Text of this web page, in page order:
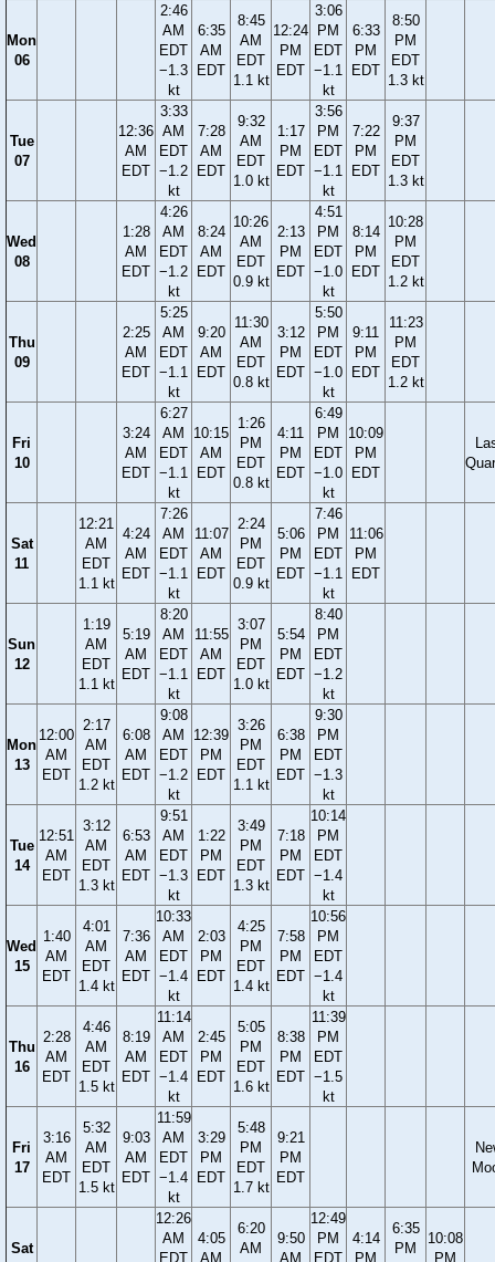
Mon
06
2:46
AM
EDT
−1.3
kt
6:35
AM
EDT
8:45
AM
EDT
1.1 kt
12:24
PM
EDT
3:06
PM
EDT
−1.1
kt
6:33
PM
EDT
8:50
PM
EDT
1.3 kt
Tue
07
12:36
AM
EDT
3:33
AM
EDT
−1.2
kt
7:28
AM
EDT
9:32
AM
EDT
1.0 kt
1:17
PM
EDT
3:56
PM
EDT
−1.1
kt
7:22
PM
EDT
9:37
PM
EDT
1.3 kt
Wed
08
1:28
AM
EDT
4:26
AM
EDT
−1.2
kt
8:24
AM
EDT
10:26
AM
EDT
0.9 kt
2:13
PM
EDT
4:51
PM
EDT
−1.0
kt
8:14
PM
EDT
10:28
PM
EDT
1.2 kt
Thu
09
2:25
AM
EDT
5:25
AM
EDT
−1.1
kt
9:20
AM
EDT
11:30
AM
EDT
0.8 kt
3:12
PM
EDT
5:50
PM
EDT
−1.0
kt
9:11
PM
EDT
11:23
PM
EDT
1.2 kt
Fri
10
3:24
AM
EDT
6:27
AM
EDT
−1.1
kt
10:15
AM
EDT
1:26
PM
EDT
0.8 kt
4:11
PM
EDT
6:49
PM
EDT
−1.0
kt
10:09
PM
EDT
Sat
11
12:21
AM
EDT
1.1 kt
4:24
AM
EDT
7:26
AM
EDT
−1.1
kt
11:07
AM
EDT
2:24
PM
EDT
0.9 kt
5:06
PM
EDT
7:46
PM
EDT
−1.1
kt
11:06
PM
EDT
Sun
12
1:19
AM
EDT
1.1 kt
5:19
AM
EDT
8:20
AM
EDT
−1.1
kt
11:55
AM
EDT
3:07
PM
EDT
1.0 kt
5:54
PM
EDT
8:40
PM
EDT
−1.2
kt
Mon
13
12:00
AM
EDT
2:17
AM
EDT
1.2 kt
6:08
AM
EDT
9:08
AM
EDT
−1.2
kt
12:39
PM
EDT
3:26
PM
EDT
1.1 kt
6:38
PM
EDT
9:30
PM
EDT
−1.3
kt
Tue
14
12:51
AM
EDT
3:12
AM
EDT
1.3 kt
6:53
AM
EDT
9:51
AM
EDT
−1.3
kt
1:22
PM
EDT
3:49
PM
EDT
1.3 kt
7:18
PM
EDT
10:14
PM
EDT
−1.4
kt
Wed
15
1:40
AM
EDT
4:01
AM
EDT
1.4 kt
7:36
AM
EDT
10:33
AM
EDT
−1.4
kt
2:03
PM
EDT
4:25
PM
EDT
1.4 kt
7:58
PM
EDT
10:56
PM
EDT
−1.4
kt
Thu
16
2:28
AM
EDT
4:46
AM
EDT
1.5 kt
8:19
AM
EDT
11:14
AM
EDT
−1.4
kt
2:45
PM
EDT
5:05
PM
EDT
1.6 kt
8:38
PM
EDT
11:39
PM
EDT
−1.5
kt
Fri
17
3:16
AM
EDT
5:32
AM
EDT
1.5 kt
9:03
AM
EDT
11:59
AM
EDT
−1.4
kt
3:29
PM
EDT
5:48
PM
EDT
1.7 kt
9:21
PM
EDT
Sat
12:26
AM
EDT
4:05
AM
6:20
AM
9:50
AM
12:49
PM
EDT
4:14
PM
6:35
PM
10:08
PM